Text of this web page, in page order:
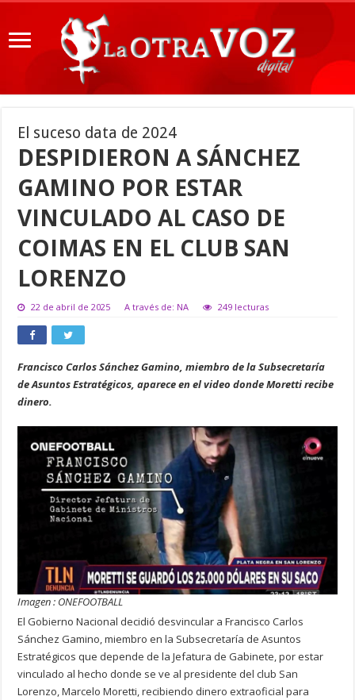
El suceso data de 2024
DESPIDIERON A SÁNCHEZ
GAMINO POR ESTAR
VINCULADO AL CASO DE
COIMAS EN EL CLUB SAN
LORENZO
22 de abril de 2025 A través de: NA 249 lecturas
Francisco Carlos Sánchez Gamino, miembro de la Subsecretaría
de Asuntos Estratégicos, aparece en el video donde Moretti recibe
dinero.
Imagen : ONEFOOTBALL
El Gobierno Nacional decidió desvincular a Francisco Carlos
Sánchez Gamino, miembro en la Subsecretaría de Asuntos
Estratégicos que depende de la Jefatura de Gabinete, por estar
vinculado al hecho donde se ve al presidente del club San
Lorenzo, Marcelo Moretti, recibiendo dinero extraoficial para